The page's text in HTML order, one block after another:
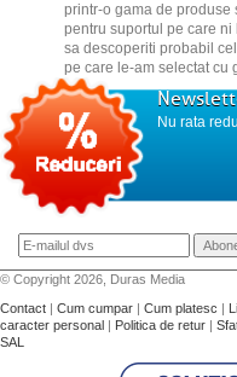
printr-o gama de produse
pentru suportul pe care
sa descoperiti probabil
pe care le-am selectat cu
Nu rata
© Copyright 2026, Duras Media
Contact | Cum cumpar | Cum platesc |
caracter personal | Politica de retur |
SAL